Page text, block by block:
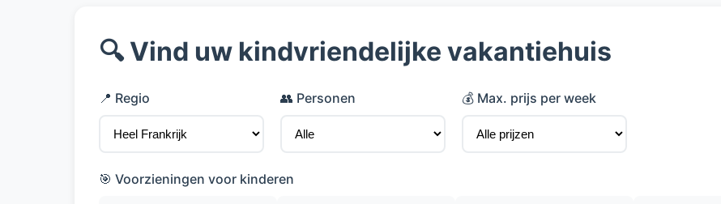
🔍 Vind uw kindvriendelijke vakantiehuis
📍 Regio 👥 Personen 💰 Max. prijs per week
🎯 Voorzieningen voor kinderen